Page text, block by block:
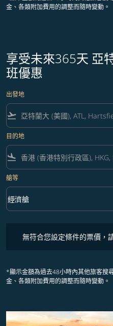
金、各類附加費用的調整而隨時變動。
享受未來365天 亞
班優惠
出發地
flight_takeoff
目的地
flight_land
艙等
艙等 option 經濟艙 Selected
經濟艙
keyboard_arrow_down
無符合您設定條件的票價，
*顯示金額為過去48小時內其他旅客搜
金、各類附加費用的調整而隨時變動。